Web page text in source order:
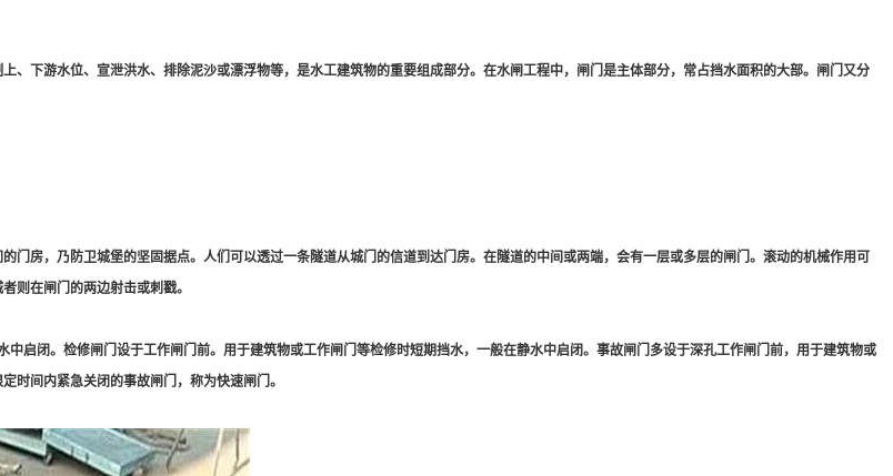
、下游水位、宣泄洪水、排除泥沙或漂浮物等，是水工建筑物的重要组成部分。在水闸工程中，闸门是主体部分，常占挡水面积的大部。闸门又分
房，乃防卫城堡的坚固据点。人们可以透过一条隧道从城门的信道到达门房。在隧道的中间或两端，会有一层或多层的闸门。滚动的机械作用可
则在闸门的两边射击或刺戳。
启闭。检修闸门设于工作闸门前。用于建筑物或工作闸门等检修时短期挡水，一般在静水中启闭。事故闸门多设于深孔工作闸门前，用于建筑物或
时间内紧急关闭的事故闸门，称为快速闸门。